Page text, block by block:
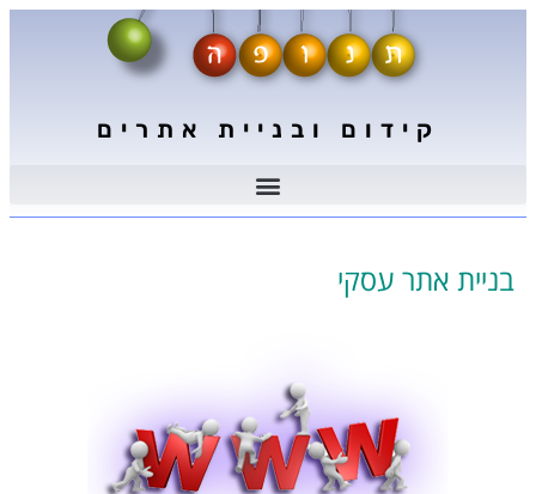
קידום ובניית אתרים
בניית אתר עסקי